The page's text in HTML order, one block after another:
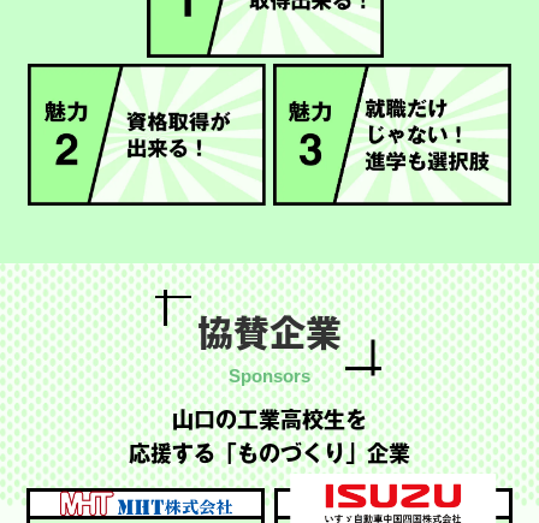
協賛企業
山口の工業高校生を
応援する「ものづくり」企業